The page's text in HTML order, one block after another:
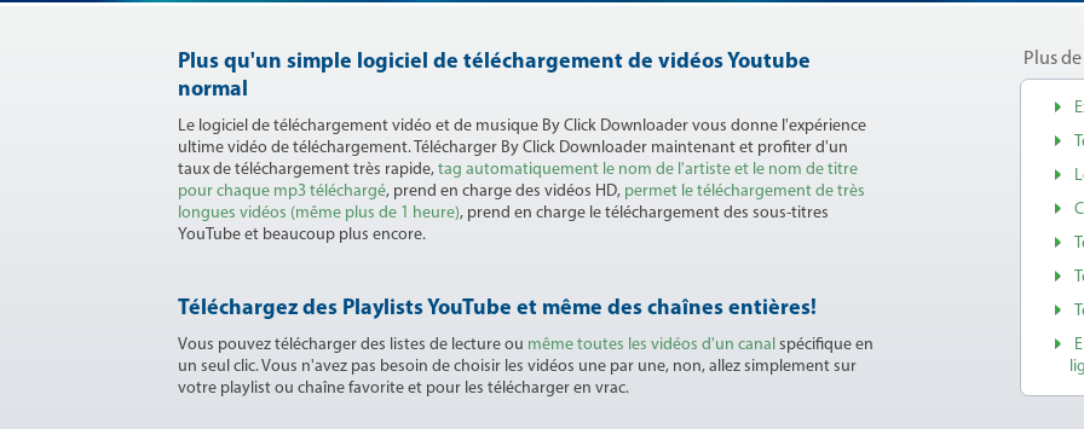
Plus qu'un simple logiciel de téléchargement de vidéos Youtube
normal
Le logiciel de téléchargement vidéo et de musique By Click Downloader vous donne l'expérience
ultime vidéo de téléchargement. Télécharger By Click Downloader maintenant et profiter d'un
taux de téléchargement très rapide, tag automatiquement le nom de l'artiste et le nom de titre
pour chaque mp3 téléchargé, prend en charge des vidéos HD, permet le téléchargement de très
longues vidéos (même plus de 1 heure), prend en charge le téléchargement des sous-titres
YouTube et beaucoup plus encore.
Téléchargez des Playlists YouTube et même des chaînes entières!
Vous pouvez télécharger des listes de lecture ou même toutes les vidéos d'un canal spécifique en
un seul clic. Vous n'avez pas besoin de choisir les vidéos une par une, non, allez simplement sur
votre playlist ou chaîne favorite et pour les télécharger en vrac.
Plus